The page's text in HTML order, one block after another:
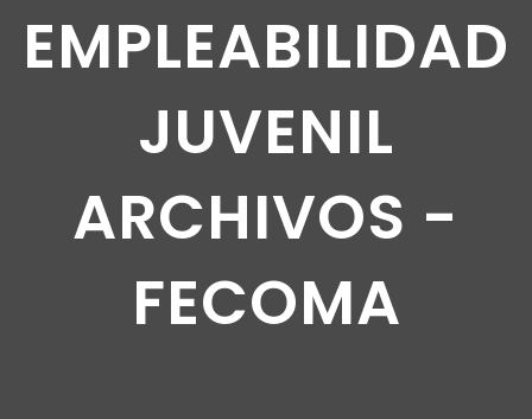
EMPLEABILIDAD
JUVENIL
ARCHIVOS -
FECOMA